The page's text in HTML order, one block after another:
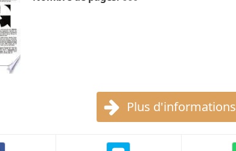
Plus d'informations